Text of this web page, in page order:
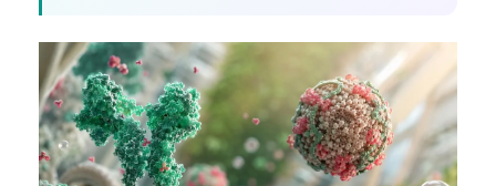
ಕನ್ನಡ
മലയാളം
Bahasa Melayu
Tiếng Việt